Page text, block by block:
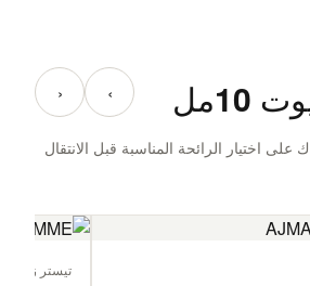
اختيار الرائحة المناسبة قبل الانتقال
›
‹
تيستر زيت